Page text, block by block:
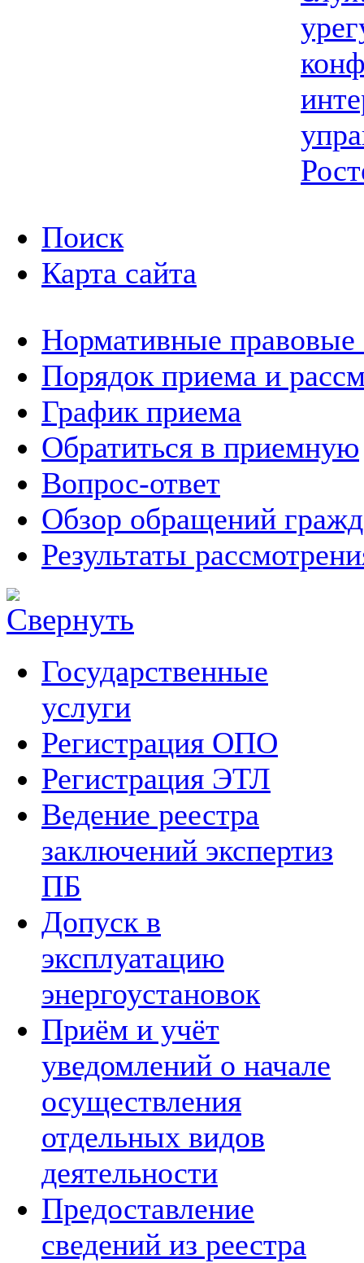
Поиск
Карта сайта
Нормативные правовые
Порядок приема и
График приема
Обратиться в приемную
Вопрос-ответ
Обзор обращений
Результаты
Государственные
услуги
Регистрация ОПО
Регистрация ЭТЛ
Ведение реестра
заключений экспертиз
ПБ
Допуск в
эксплуатацию
энергоустановок
Приём и учёт
уведомлений о начале
осуществления
отдельных видов
деятельности
Предоставление
сведений из реестра